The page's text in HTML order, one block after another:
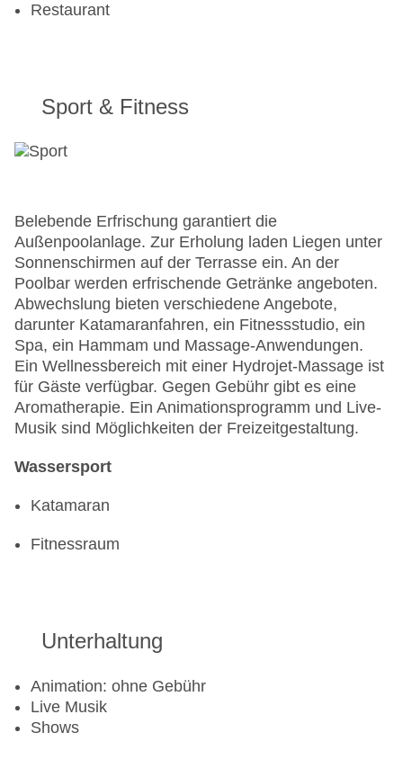
Restaurant
Sport & Fitness
Belebende Erfrischung garantiert die
Außenpoolanlage. Zur Erholung laden Liegen unter
Sonnenschirmen auf der Terrasse ein. An der
Poolbar werden erfrischende Getränke angeboten.
Abwechslung bieten verschiedene Angebote,
darunter Katamaranfahren, ein Fitnessstudio, ein
Spa, ein Hammam und Massage-Anwendungen.
Ein Wellnessbereich mit einer Hydrojet-Massage ist
für Gäste verfügbar. Gegen Gebühr gibt es eine
Aromatherapie. Ein Animationsprogramm und Live-
Musik sind Möglichkeiten der Freizeitgestaltung.
Wassersport
Katamaran
Fitnessraum
Unterhaltung
Animation: ohne Gebühr
Live Musik
Shows